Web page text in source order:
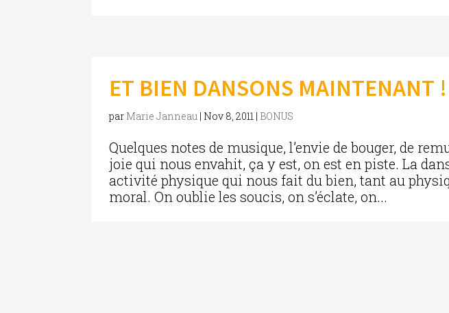
ET BIEN DANSONS MAINTENANT !
par Marie Janneau | Nov 8, 2011 | BONUS
Quelques notes de musique, l’envie de bouger, de
joie qui nous envahit, ça y est, on est en piste. La
activité physique qui nous fait du bien, tant au
moral. On oublie les soucis, on s’éclate, on...